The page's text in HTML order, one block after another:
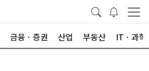
금융ㆍ증권 산업 부동산 ITㆍ과학